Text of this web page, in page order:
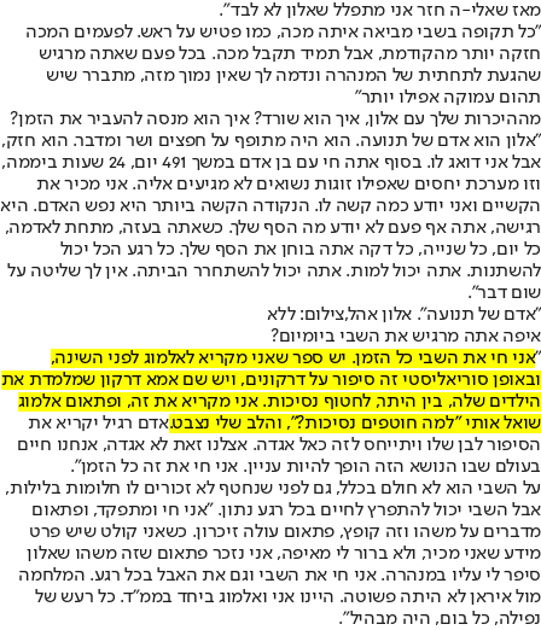
מאז שאלי-ה חזר אני מתפלל שאלון לא לבד".
"כל תקופה בשבי מביאה איתה מכה, כמו פטיש על ראש. לפעמים המכה
חזקה יותר מהקודמת, אבל תמיד תקבל מכה. בכל פעם שאתה מרגיש
שהגעת לתחתית של המנהרה ונדמה לך שאין נמוך מזה, מתברר שיש
תהום עמוקה אפילו יותר"
מההיכרות שלך עם אלון, איך הוא שורד? איך הוא מנסה להעביר את הזמן?
"אלון הוא אדם של תנועה. הוא היה מתופף על חפצים ושר ומדבר. הוא חזק,
אבל אני דואג לו. בסוף אתה חי עם בן אדם במשך 491 יום, 24 שעות ביממה,
וזו מערכת יחסים שאפילו זוגות נשואים לא מגיעים אליה. אני מכיר את
הקשיים ואני יודע כמה קשה לו. הנקודה הקשה ביותר היא נפש האדם. היא
רגישה, אתה אף פעם לא יודע מה הסף שלך. כשאתה בעזה, מתחת לאדמה,
כל יום, כל שנייה, כל דקה אתה בוחן את הסף שלך. כל רגע הכל יכול
להשתנות. אתה יכול למות. אתה יכול להשתחרר הביתה. אין לך שליטה על
שום דבר".
"אדם של תנועה". אלון אהל,צילום: ללא
איפה אתה מרגיש את השבי ביומיום?
"אני חי את השבי כל הזמן. יש ספר שאני מקריא לאלמוג לפני השינה,
ובאופן סוריאליסטי זה סיפור על דרקונים, ויש שם אמא דרקון שמלמדת את
הילדים שלה, בין היתר, לחטוף נסיכות. אני מקריא את זה, ופתאום אלמוג
שואל אותי "למה חוטפים נסיכות?", והלב שלי נצבט.אדם רגיל יקריא את
הסיפור לבן שלו ויתייחס לזה כאל אגדה. אצלנו זאת לא אגדה, אנחנו חיים
בעולם שבו הנושא הזה הופך להיות עניין. אני חי את זה כל הזמן".
על השבי הוא לא חולם בכלל, גם לפני שנחטף לא זכורים לו חלומות בלילות,
אבל השבי יכול להתפרץ לחיים בכל רגע נתון. "אני חי ומתפקד, ופתאום
מדברים על משהו וזה קופץ, פתאום עולה זיכרון. כשאני קולט שיש פרט
מידע שאני מכיר, ולא ברור לי מאיפה, אני נזכר פתאום שזה משהו שאלון
סיפר לי עליו במנהרה. אני חי את השבי וגם את האבל בכל רגע. המלחמה
מול איראן לא היתה פשוטה. היינו אני ואלמוג ביחד בממ"ד. כל רעש של
נפילה, כל בום, היה מבהיל".